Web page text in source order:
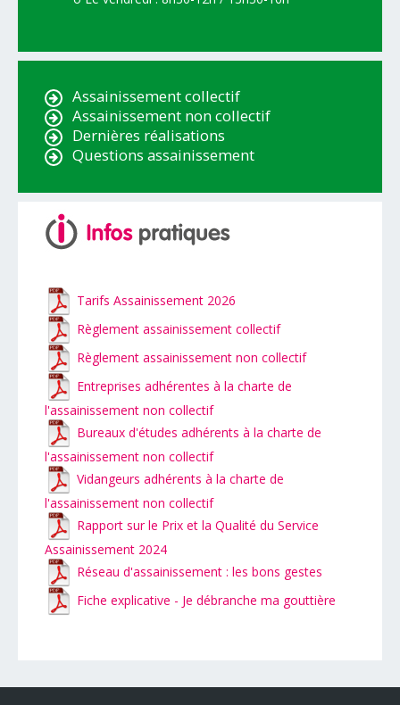
Assainissement collectif
Assainissement non collectif
Dernières réalisations
Questions assainissement
Tarifs Assainissement 2026
Règlement assainissement collectif
Règlement assainissement non collectif
Entreprises adhérentes à la charte de
l'assainissement non collectif
Bureaux d'études adhérents à la charte de
l'assainissement non collectif
Vidangeurs adhérents à la charte de
l'assainissement non collectif
Rapport sur le Prix et la Qualité du Service
Assainissement 2024
Réseau d'assainissement : les bons gestes
Fiche explicative - Je débranche ma gouttière